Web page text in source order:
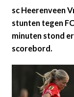
sc Heerenveen
stunten tegen
minuten stond
scorebord.